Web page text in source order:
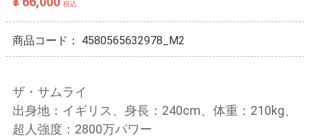
税込
商品コード： 4580565632978_M2
ザ・サムライ
出身地：イギリス、身長：240cm、体重：210kg、
超人強度：2800万パワー